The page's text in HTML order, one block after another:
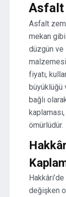
Asfalt
Asfalt
mekan gibi
düzgün
fiyatı,
bağlı
ömürlüdür.
değişken